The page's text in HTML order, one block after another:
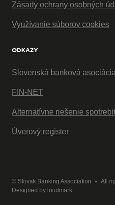
Zásady ochrany osobných
Využívanie súborov cookies
ODKAZY
Slovenská banková asociácia
FIN-NET
Alternatívne riešenie
Úverový register
© Slovak Banking Association
All
Designed by loudmark